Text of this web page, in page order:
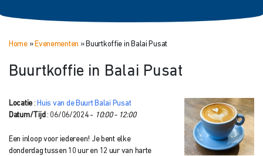
Home» Evenementen » Buurtkoffie in Balai Pusat
Buurtkoffie in Balai Pusat
Locatie : Huis van de Buurt Balai Pusat
Datum/Tijd : 06/06/2024 - 10:00 - 12:00
Een inloop voor iedereen! Je bent elke
donderdag tussen 10 uur en 12 uur van harte